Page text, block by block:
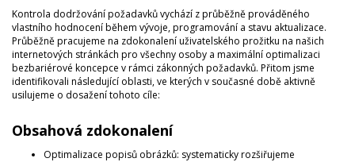
Kontrola dodržování požadavků vychází z průběžně prováděného
vlastního hodnocení během vývoje, programování a stavu aktualizace.
Průběžně pracujeme na zdokonalení uživatelského prožitku na našich
internetových stránkách pro všechny osoby a maximální optimalizaci
bezbariérové koncepce v rámci zákonných požadavků. Přitom jsme
identifikovali následující oblasti, ve kterých v současné době aktivně
usilujeme o dosažení tohoto cíle:
Obsahová zdokonalení
Optimalizace popisů obrázků: systematicky rozšiřujeme